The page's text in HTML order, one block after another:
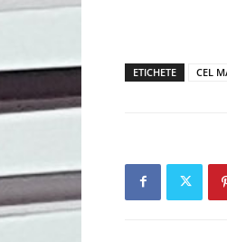
ETICHETE CEL